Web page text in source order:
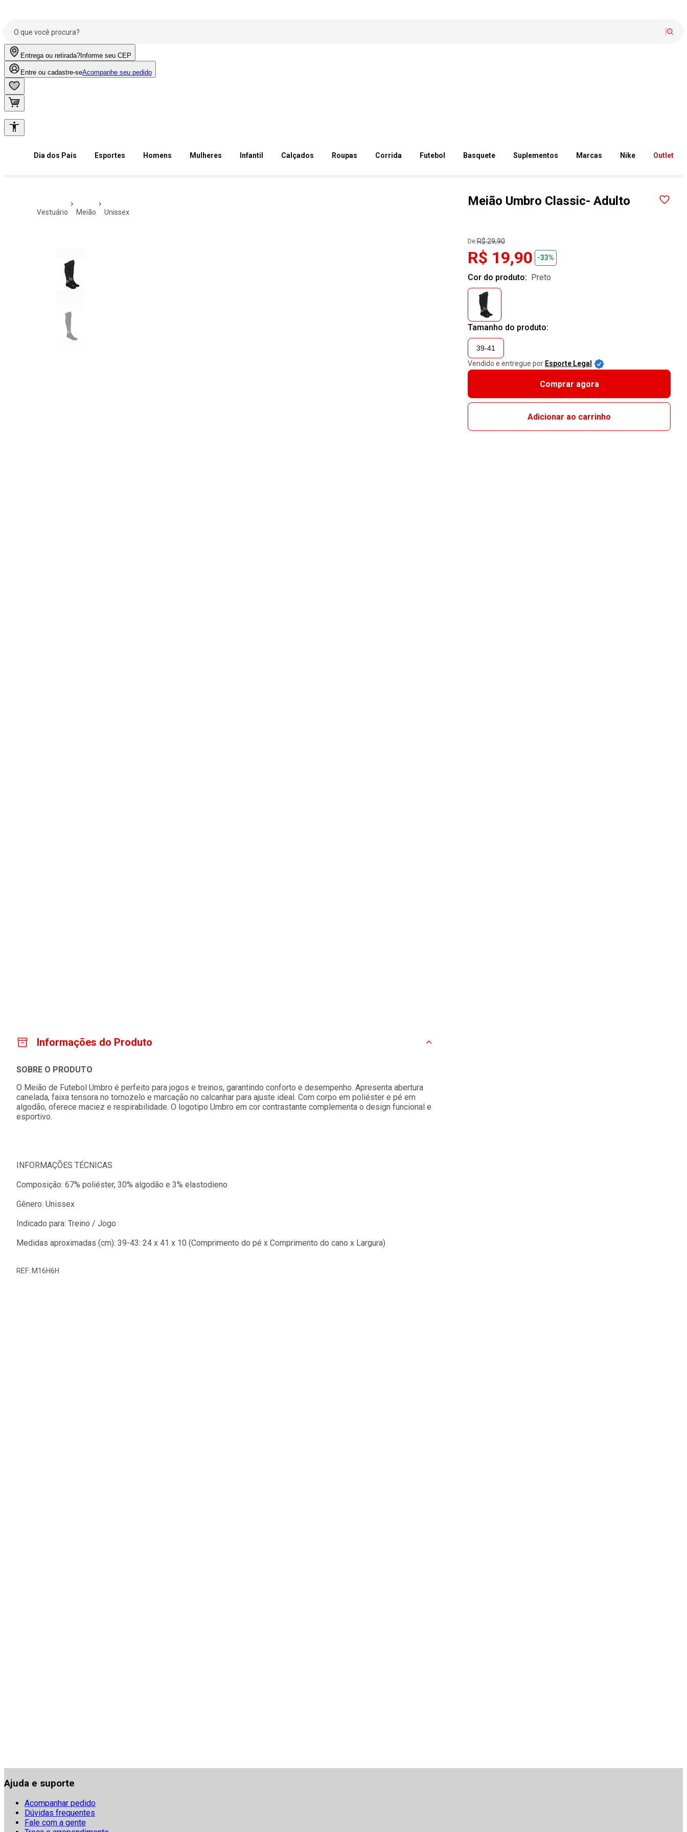
Entrega ou retirada? Informe seu CEP
Entre ou cadastre-seAcompanhe seu pedido
Dia dos Pais Esportes Homens Mulheres Infantil Calçados Roupas Corrida Futebol Basquete Suplementos Marcas Nike Outlet
vestuário meião unissex
Meião Umbro Classic- Adulto
De:R$ 29,90
R$ 19,90 -33%
Cor do produto: preto
Tamanho do produto:
39-41
Vendido e entregue por Esporte Legal
Comprar agora
Adicionar ao carrinho
Informações do Produto
SOBRE O PRODUTO
O Meião de Futebol Umbro é perfeito para jogos e treinos, garantindo conforto e desempenho. Apresenta abertura
canelada, faixa tensora no tornozelo e marcação no calcanhar para ajuste ideal. Com corpo em poliéster e pé em
algodão, oferece maciez e respirabilidade. O logotipo Umbro em cor contrastante complementa o design funcional e
esportivo.
INFORMAÇÕES TÉCNICAS
Composição: 67% poliéster, 30% algodão e 3% elastodieno
Gênero: Unissex
Indicado para: Treino / Jogo
Medidas aproximadas (cm): 39-43: 24 x 41 x 10 (Comprimento do pé x Comprimento do cano x Largura)
REF: M16H6H
Ajuda e suporte
Acompanhar pedido
Dúvidas frequentes
Fale com a gente